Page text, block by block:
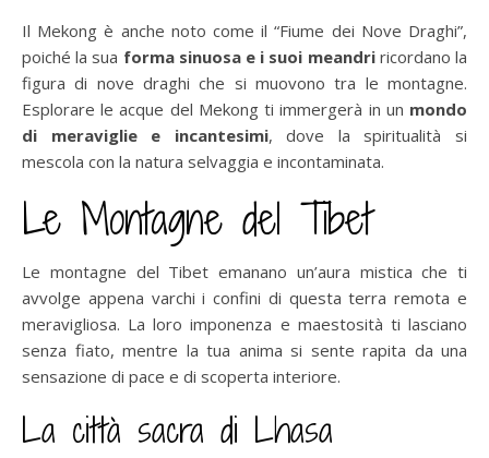
Il Mekong è anche noto come il “Fiume dei Nove Draghi”,
poiché la sua forma sinuosa e i suoi meandriricordano la
figura di nove draghi che si muovono tra le montagne.
Esplorare le acque del Mekong ti immergerà in un mondo
di meraviglie e incantesimi, dove la spiritualità si
mescola con la natura selvaggia e incontaminata.
Le Montagne del Tibet
Le montagne del Tibet emanano un’aura mistica che ti
avvolge appena varchi i confini di questa terra remota e
meravigliosa. La loro imponenza e maestosità ti lasciano
senza fiato, mentre la tua anima si sente rapita da una
sensazione di pace e di scoperta interiore.
La città sacra di Lhasa